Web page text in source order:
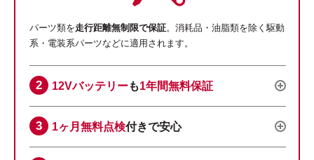
パーツ類を走行距離無制限で保証。消耗品・油脂類を除く駆動
系・電装系パーツなどに適用されます。
12Vバッテリーも1年間無料保証
1ヶ月無料点検付きで安心